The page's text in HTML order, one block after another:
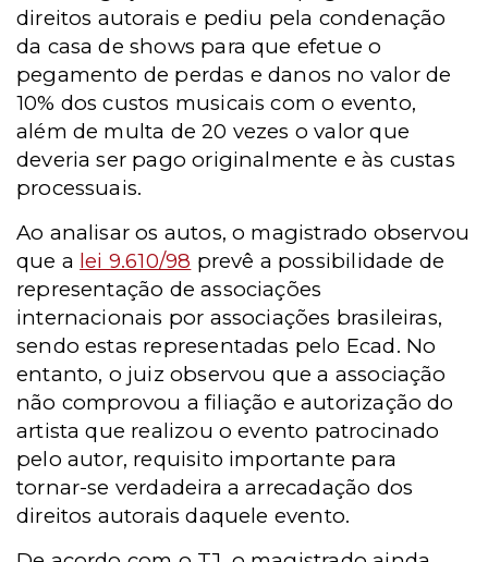
direitos autorais e pediu pela condenação
da casa de shows para que efetue o
pegamento de perdas e danos no valor de
10% dos custos musicais com o evento,
além de multa de 20 vezes o valor que
deveria ser pago originalmente e às custas
processuais.
Ao analisar os autos, o magistrado observou
que a lei 9.610/98 prevê a possibilidade de
representação de associações
internacionais por associações brasileiras,
sendo estas representadas pelo Ecad. No
entanto, o juiz observou que a associação
não comprovou a filiação e autorização do
artista que realizou o evento patrocinado
pelo autor, requisito importante para
tornar-se verdadeira a arrecadação dos
direitos autorais daquele evento.